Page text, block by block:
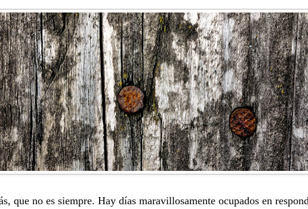
que no es siempre. Hay días maravillosamente ocupados en